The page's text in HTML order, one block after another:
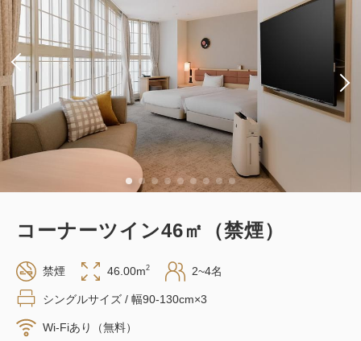
税・サービス料込
会員価格 円
税・サービス料込
合計 28,440
素泊まり 現地払い・Web決済
in 15:00~ 24:00 / out 11:00まで
1 詳細 今すぐ予約
おすすめ
コーナーツイン46㎡（禁煙）
禁煙 46.00m2 2~4名
シングルサイズ / 幅90-130cm×3
Wi-Fiあり（無料）